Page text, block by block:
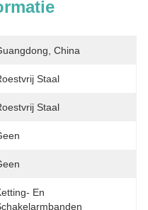
China
Staal
Staal
En